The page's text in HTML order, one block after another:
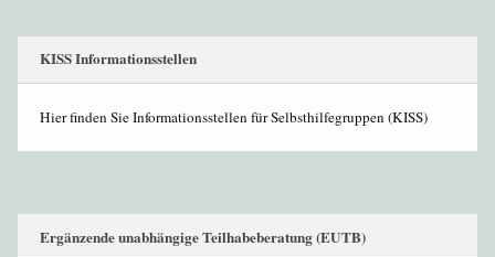
KISS Informationsstellen
Hier finden Sie Informationsstellen für Selbsthilfegruppen (KISS)
Ergänzende unabhängige Teilhabeberatung (EUTB)